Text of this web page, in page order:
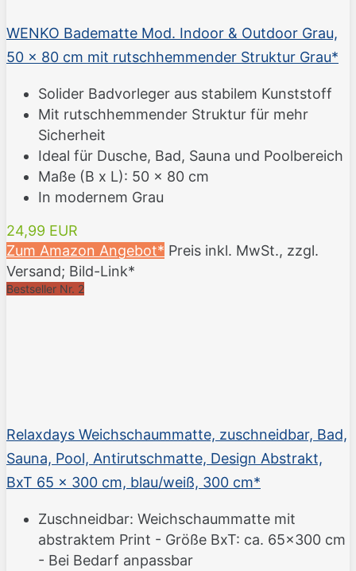
WENKO Badematte Mod. Indoor & Outdoor Grau,
50 x 80 cm mit rutschhemmender Struktur Grau*
Solider Badvorleger aus stabilem Kunststoff
Mit rutschhemmender Struktur für mehr
Sicherheit
Ideal für Dusche, Bad, Sauna und Poolbereich
Maße (B x L): 50 x 80 cm
In modernem Grau
24,99 EUR
Zum Amazon Angebot* Preis inkl. MwSt., zzgl.
Versand; Bild-Link*
Bestseller Nr. 2
Relaxdays Weichschaummatte, zuschneidbar, Bad,
Sauna, Pool, Antirutschmatte, Design Abstrakt,
BxT 65 x 300 cm, blau/weiß, 300 cm*
Zuschneidbar: Weichschaummatte mit
abstraktem Print - Größe BxT: ca. 65x300 cm
- Bei Bedarf anpassbar